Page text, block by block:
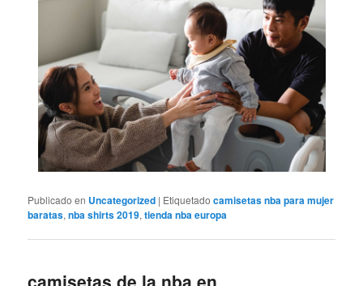
Publicado en Uncategorized | Etiquetado camisetas nba para mujer
baratas,nba shirts 2019,tienda nba europa